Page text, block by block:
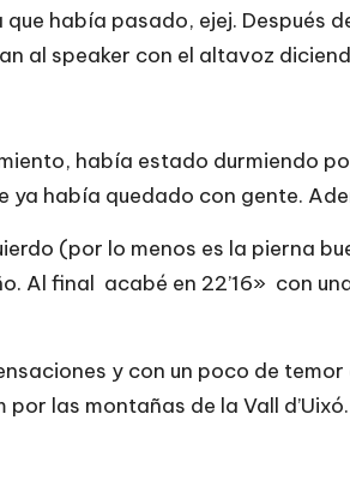
había pasado, ejej. Después
al speaker con el altavoz
había estado durmiendo
había quedado con gente.
(por lo menos es la pierna
Al final acabé en 22’16» con
y con un poco de
las montañas de la Vall d’Uixó.